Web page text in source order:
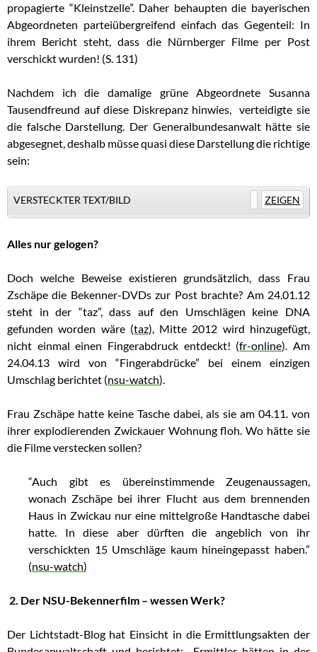
propagierte “Kleinstzelle”. Daher behaupten die bayerischen
Abgeordneten parteiübergreifend einfach das Gegenteil: In
ihrem Bericht steht, dass die Nürnberger Filme per Post
verschickt wurden! (S. 131)
Nachdem ich die damalige grüne Abgeordnete Susanna
Tausendfreund auf diese Diskrepanz hinwies, verteidigte sie
die falsche Darstellung. Der Generalbundesanwalt hätte sie
abgesegnet, deshalb müsse quasi diese Darstellung die richtige
sein:
VERSTECKTER TEXT/BILD ZEIGEN
Alles nur gelogen?
Doch welche Beweise existieren grundsätzlich, dass Frau
Zschäpe die Bekenner-DVDs zur Post brachte? Am 24.01.12
steht in der “taz”, dass auf den Umschlägen keine DNA
gefunden worden wäre (taz), Mitte 2012 wird hinzugefügt,
nicht einmal einen Fingerabdruck entdeckt! (fr-online). Am
24.04.13 wird von “Fingerabdrücke” bei einem einzigen
Umschlag berichtet (nsu-watch).
Frau Zschäpe hatte keine Tasche dabei, als sie am 04.11. von
ihrer explodierenden Zwickauer Wohnung floh. Wo hätte sie
die Filme verstecken sollen?
“Auch gibt es übereinstimmende Zeugenaussagen,
wonach Zschäpe bei ihrer Flucht aus dem brennenden
Haus in Zwickau nur eine mittelgroße Handtasche dabei
hatte. In diese aber dürften die angeblich von ihr
verschickten 15 Umschläge kaum hineingepasst haben.”
(nsu-watch)
2. Der NSU-Bekennerfilm – wessen Werk?
Der Lichtstadt-Blog hat Einsicht in die Ermittlungsakten der